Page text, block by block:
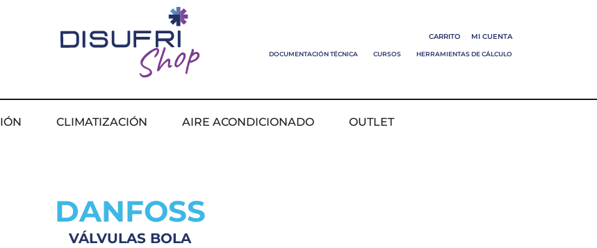
CARRITO MI CUENTA
DOCUMENTACIÓN TÉCNICA CURSOS HERRAMIENTAS DE CÁLCULO
CLIMATIZACIÓN AIRE ACONDICIONADO OUTLET
DANFOSS
VÁLVULAS BOLA